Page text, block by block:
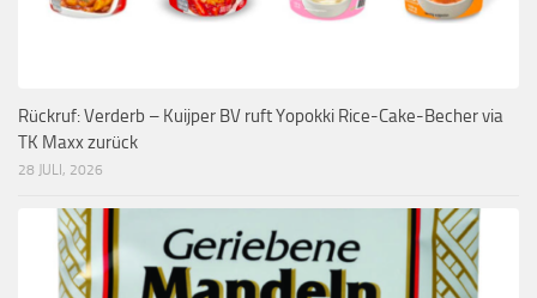
Rückruf: Verderb – Kuijper BV ruft Yopokki Rice-Cake-Becher via
TK Maxx zurück
28 JULI, 2026